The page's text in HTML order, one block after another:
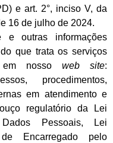
e art. 2°, inciso V, da
16 de julho de 2024.
e outras informações
que trata os serviços
em nosso web site:
procedimentos,
em atendimento e
regulatório da Lei
Pessoais, Lei
Encarregado pelo